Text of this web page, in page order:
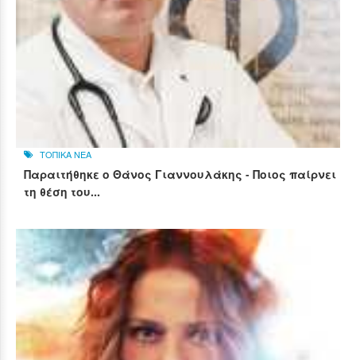
ΤΟΠΙΚΑ ΝΕΑ
Παραιτήθηκε ο Θάνος Γιαννουλάκης - Ποιος παίρνει
τη θέση του...